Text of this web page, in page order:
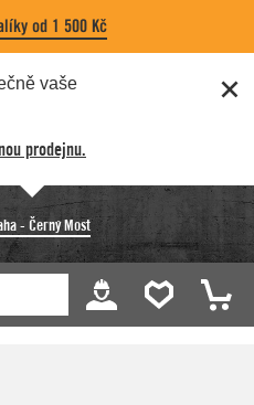
od 1 500 Kč
vaše
prodejnu.
- Černý Most